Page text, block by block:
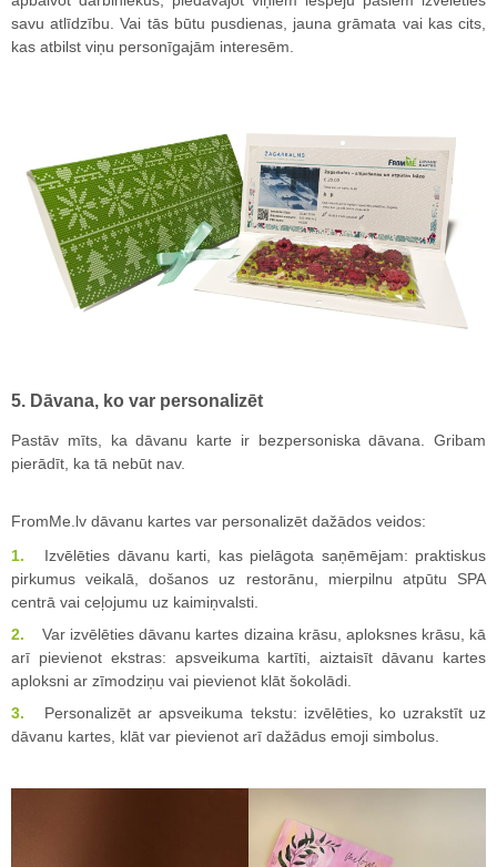
savu atlīdzību. Vai tās būtu pusdienas, jauna grāmata vai kas cits,
kas atbilst viņu personīgajām interesēm.
5. Dāvana, ko var personalizēt
Pastāv mīts, ka dāvanu karte ir bezpersoniska dāvana. Gribam
pierādīt, ka tā nebūt nav.
FromMe.lv dāvanu kartes var personalizēt dažādos veidos:
Izvēlēties dāvanu karti, kas pielāgota saņēmējam: praktiskus
pirkumus veikalā, došanos uz restorānu, mierpilnu atpūtu SPA
centrā vai ceļojumu uz kaimiņvalsti.
Var izvēlēties dāvanu kartes dizaina krāsu, aploksnes krāsu, kā
arī pievienot ekstras: apsveikuma kartīti, aiztaisīt dāvanu kartes
aploksni ar zīmodziņu vai pievienot klāt šokolādi.
Personalizēt ar apsveikuma tekstu: izvēlēties, ko uzrakstīt uz
dāvanu kartes, klāt var pievienot arī dažādus emoji simbolus.